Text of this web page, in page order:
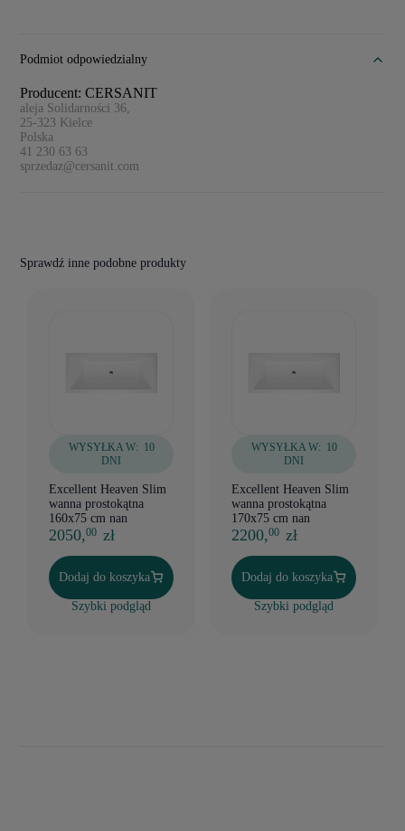
Podmiot odpowiedzialny
Producent: CERSANIT
aleja Solidarności 36,
25-323 Kielce
Polska
41 230 63 63
sprzedaz@cersanit.com
Sprawdź inne podobne produkty
WYSYŁKA W: 10
DNI
Excellent Heaven Slim
wanna prostokątna
160x75 cm nan
2050,00 zł
Dodaj do koszyka
Szybki podgląd
WYSYŁKA W: 10
DNI
Excellent Heaven Slim
wanna prostokątna
170x75 cm nan
2200,00 zł
Dodaj do koszyka
Szybki podgląd